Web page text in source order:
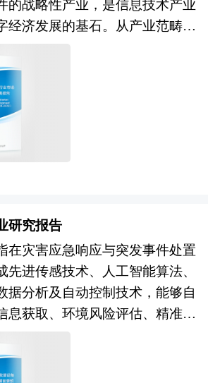
开展，抢占未来产业制高点。在
特色优势，但整体上需加速追
主可控平衡，在开放交流中提升
报告由中研普华咨询公司领衔
的市场调研基础上，主要依据了
商务部、国家发改委、国家经济
发展研究中心、国家海关总署、
业研究单位等公布和提供的大量
原子级制造行业的供需状况、发
展变化等进行了分析，重点分析
造行业的发展现状、如何面对行
业的发展建议、行业竞争力，以
整体发展动态，对行业在产品方
和具体解决办法。报告对于原子
正经历从"规模扩张"向"质量效
导"向"高端突破"、从"单机装
统"的历史性转变，2026-2030年
可控、高端产品批量应用、产业
争力提升的关键窗口期，深刻理
义与制造业变革需求，对于制定
把握数控机床发展机遇具有重大
咨询报告由中研普华咨询公司
周密的市场调研基础上，主要依
务院发展研究中心、国家海关总
中心、中国经济景气监测中心、
全国及海外相关报刊杂志的基础
行业研究单位等公布和提供的大
国数控机床行业的供需状况、发
行业的发展现状、如何面对行业
的发展建议、行业竞争力，以及
，对行业在产品方面提供了参考
业管理部门以及拟进入该行业的
参考价值，对于研究我国锂电材
提高企业的运营效率、促进企业
和实践的双重意义。
包含起升、旋转、循环三大核心
具操作、岩层破碎及井眼清洁任
井控系统、固控装置、气源设备
与效率。此外，现代石油钻机还
统，通过传感器、远程监控及智
，实现钻井参数实时优化、故障
显著提升作业安全性与经济性。
面工厂”，石油钻机需满足深
地质条件下的作业需求，其技术
产化，形成覆盖1000米至
系列产品，并在交流变频电驱
机等领域达到国际领先水平，为
了关键装备支撑。 石油钻机行
析了石油钻机行业的国内外发展
等）、生产分析（生产总量、供
分析（行业集中度、竞争格局、
的战略性产业，是信息技术产业
经济发展的基石。从产业范畴
支撑环节，其技术演进遵循摩尔
发展路径，制程工艺从微米级向
续微缩，同时三维集成、 Chiplet
储与计算架构等技术路线并行发
识高度密集、资本高度密集、产
产业，芯片行业的发展水平直接
领域和科技强国建设的重中之
的历史性关键阶段，产业链安全
为核心主题。在设计环节，我国
信设备、物联网等细分领域形成
思、紫光展锐、韦尔股份等企业
观，但在高端CPU、GPU、
芯片等领域仍依赖进口，指令集
研究报告
在灾害应急响应与突发事件处置
先进传感技术、人工智能算法、
据分析及自动控制技术，能够自
息获取、环境风险评估、精准定
键任务的智能化装备体系。其核
统人力救援的生理极限与时空约